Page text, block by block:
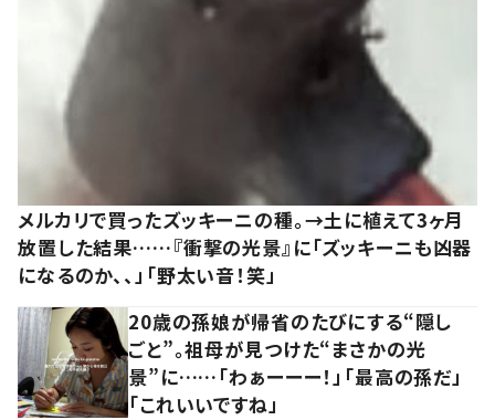
メルカリで買ったズッキーニの種。→土に植えて3ヶ月
放置した結果……『衝撃の光景』に「ズッキーニも凶器
になるのか、、」「野太い音！笑」
20歳の孫娘が帰省のたびにする“隠し
ごと”。祖母が見つけた“まさかの光
景”に……「わぁーーー！」「最高の孫だ」
「これいいですね」